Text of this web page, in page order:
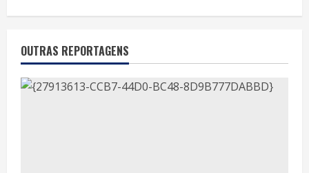
OUTRAS REPORTAGENS